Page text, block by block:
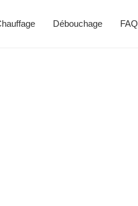
Débouchage FAQ